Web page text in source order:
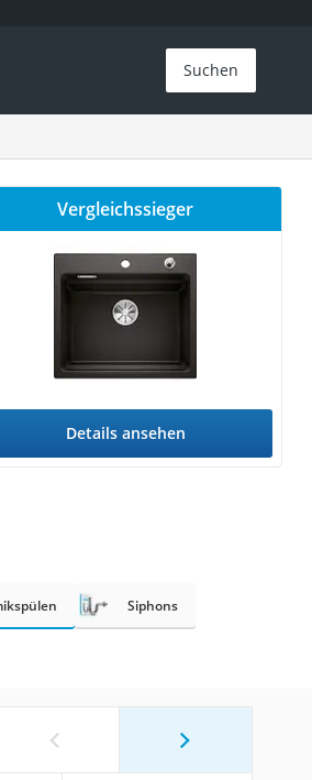
Suchen
Vergleichssieger
Details ansehen
Siphons